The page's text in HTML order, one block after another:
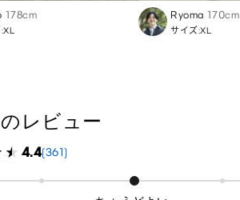
178cm Ryoma 170cm
サイズ:XL
レビュー
4.4(361)